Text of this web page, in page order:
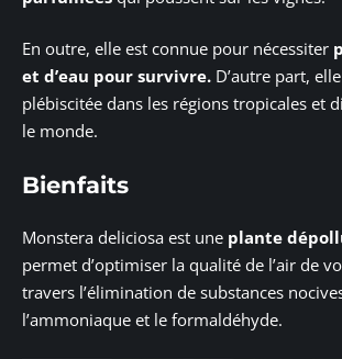
En outre, elle est connue pour nécessiter
et d’eau pour survivre. D’autre part,
plébiscitée dans les régions tropicales et
le monde.
Bienfaits
Monstera deliciosa est une plante
permet d’optimiser la qualité de l’air de
travers l’élimination de substances
l’ammoniaque et le formaldéhyde.